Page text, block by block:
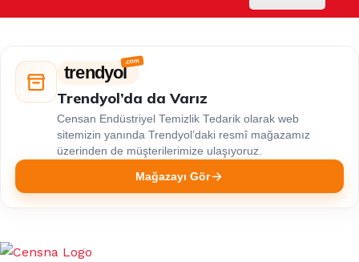
trendyol
Trendyol’da da Varız
Censan Endüstriyel Temizlik Tedarik olarak web
sitemizin yanında Trendyol’daki resmî mağazamız
üzerinden de müşterilerimize ulaşıyoruz.
Mağazayı Gör